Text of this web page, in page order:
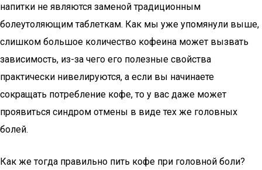
напитки не являются заменой традиционным
болеутоляющим таблеткам. Как мы уже упомянули выше,
слишком большое количество кофеина может вызвать
зависимость, из-за чего его полезные свойства
практически нивелируются, а если вы начинаете
сокращать потребление кофе, то у вас даже может
проявиться синдром отмены в виде тех же головных
болей.
Как же тогда правильно пить кофе при головной боли?